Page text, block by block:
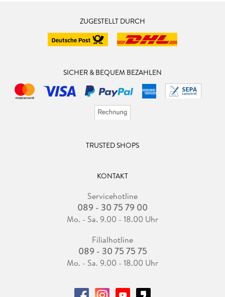
ZUGESTELLT DURCH
SICHER & BEQUEM BEZAHLEN
TRUSTED SHOPS
KONTAKT
Servicehotline
089 - 30 75 79 00
Mo. - Sa. 9.00 - 18.00 Uhr
Filialhotline
089 - 30 75 75 75
Mo. - Sa. 9.00 - 18.00 Uhr